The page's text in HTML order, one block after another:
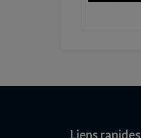
Liens rapides